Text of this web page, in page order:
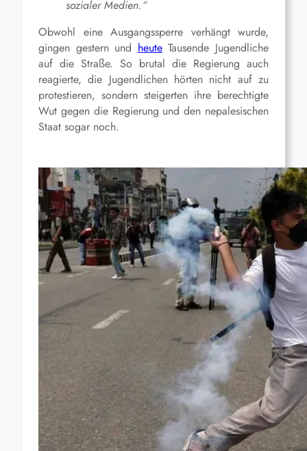
sozialer Medien.“
Obwohl eine Ausgangssperre verhängt wurde,
gingen gestern und heuteTausende Jugendliche
auf die Straße. So brutal die Regierung auch
reagierte, die Jugendlichen hörten nicht auf zu
protestieren, sondern steigerten ihre berechtigte
Wut gegen die Regierung und den nepalesischen
Staat sogar noch.